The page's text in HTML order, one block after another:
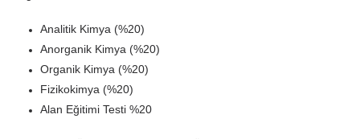
Analitik Kimya (%20)
Anorganik Kimya (%20)
Organik Kimya (%20)
Fizikokimya (%20)
Alan Eğitimi Testi %20